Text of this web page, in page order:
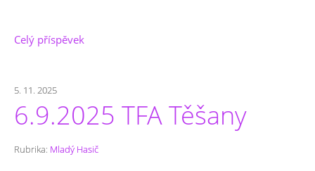
Celý příspěvek
5. 11. 2025
6.9.2025 TFA Těšany
Rubrika: Mladý Hasič